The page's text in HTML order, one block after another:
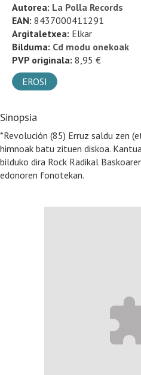
Autorea: La Polla Records
EAN: 8437000411291
Argitaletxea: Elkar
Bilduma: Cd modu onekoak
PVP originala: 8,95 €
EROSI
Sinopsia
*Revolución (85) Erruz saldu zen
himnoak batu zituen diskoa.
bilduko dira Rock Radikal
edonoren fonotekan.